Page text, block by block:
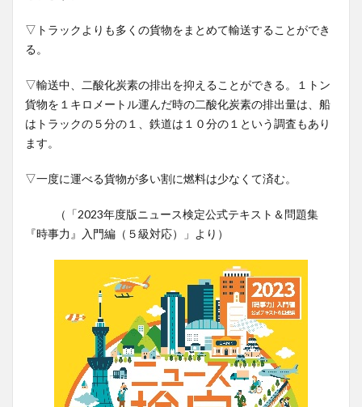
▽トラックよりも多くの貨物をまとめて輸送することができ
る。
▽輸送中、二酸化炭素の排出を抑えることができる。１トン
貨物を１キロメートル運んだ時の二酸化炭素の排出量は、船
はトラックの５分の１、鉄道は１０分の１という調査もあり
ます。
▽一度に運べる貨物が多い割に燃料は少なくて済む。
（「2023年度版ニュース検定公式テキスト＆問題集
『時事力』入門編（５級対応）」より）